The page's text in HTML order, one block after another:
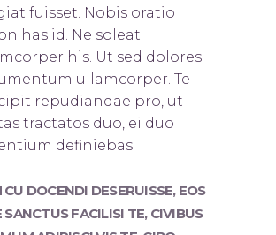
fuisset. Nobis oratio
has id. Ne soleat
his. Ut sed dolores
ullamcorper. Te
repudiandae pro, ut
tractatos duo, ei duo
definiebas.
CU DOCENDI DESERUISSE, EOS
SANCTUS FACILISI TE, CIVIBUS